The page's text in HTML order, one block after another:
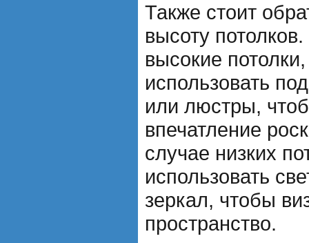
Также стоит
высоту
высокие
использовать
или люстры,
впечатление
случае низких
использовать
зеркал, чтобы
пространство.